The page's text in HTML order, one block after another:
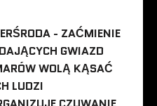
- ZAĆMIENIE
GWIAZD
WOLĄ KĄSAĆ
LUDZI